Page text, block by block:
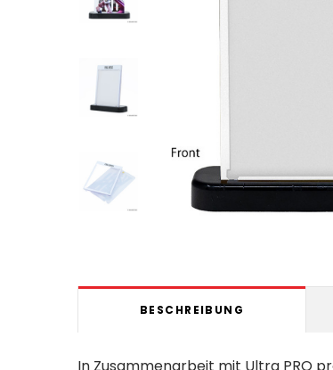
BESCHREIBUNG